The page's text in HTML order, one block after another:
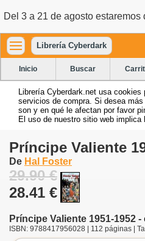
Del 3 a 21 de agosto estaremos
Librería Cyberdark
Inicio Buscar
Librería Cyberdark.net usa
servicios de compra. Si desea
son y en qué le afectan por favor
El uso de nuestro sitio web implica
Príncipe Valiente
De Hal Foster
29.90 €
28.41 €
Príncipe Valiente 1951-1952
ISBN: 9788417956028 | 112 páginas |